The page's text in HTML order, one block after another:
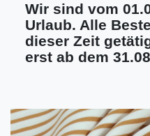
Wir sind vom
Urlaub. Alle
dieser Zeit
erst ab dem